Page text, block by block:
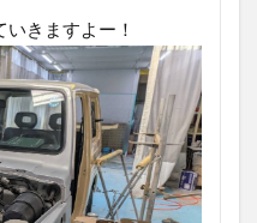
きますよー！